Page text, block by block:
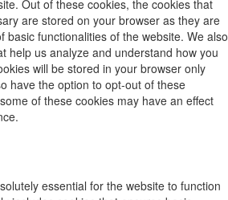
Out of these cookies, the cookies that
are stored on your browser as they are
basic functionalities of the website. We also
help us analyze and understand how you
will be stored in your browser only
have the option to opt-out of these
of these cookies may have an effect
essential for the website to function